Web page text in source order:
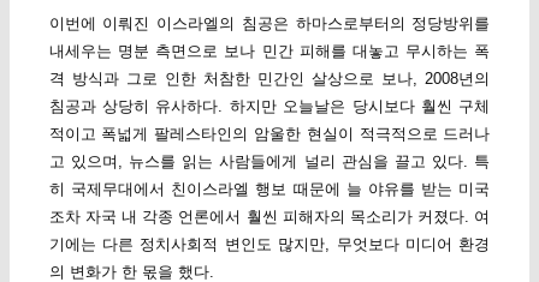
이번에 이뤄진 이스라엘의 침공은 하마스로부터의 정당방위를
내세우는 명분 측면으로 보나 민간 피해를 대놓고 무시하는 폭
격 방식과 그로 인한 처참한 민간인 살상으로 보나, 2008년의
침공과 상당히 유사하다. 하지만 오늘날은 당시보다 훨씬 구체
적이고 폭넓게 팔레스타인의 암울한 현실이 적극적으로 드러나
고 있으며, 뉴스를 읽는 사람들에게 널리 관심을 끌고 있다. 특
히 국제무대에서 친이스라엘 행보 때문에 늘 야유를 받는 미국
조차 자국 내 각종 언론에서 훨씬 피해자의 목소리가 커졌다. 여
기에는 다른 정치사회적 변인도 많지만, 무엇보다 미디어 환경
의 변화가 한 몫을 했다.